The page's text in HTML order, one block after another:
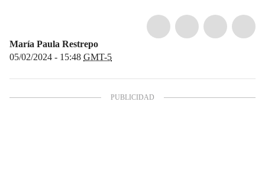
María Paula Restrepo
05/02/2024 - 15:48 GMT-5